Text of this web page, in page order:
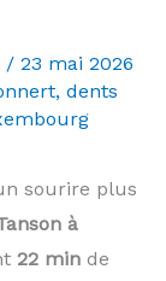
/ 23 mai 2026
, dents
sourire plus
à
22 min de